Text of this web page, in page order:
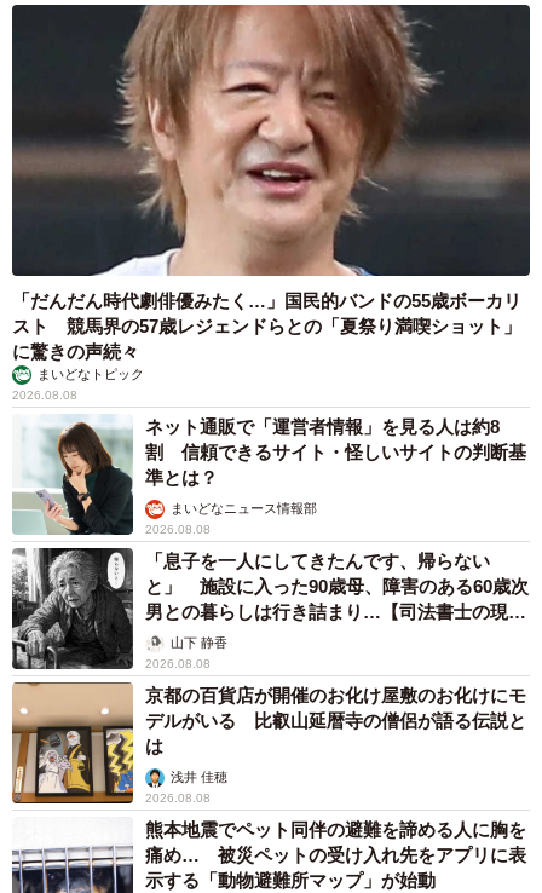
「だんだん時代劇俳優みたく…」国民的バンドの55歳ボーカリ
スト 競馬界の57歳レジェンドらとの「夏祭り満喫ショット」
に驚きの声続々
まいどなトピック
2026.08.08
ネット通販で「運営者情報」を見る人は約8
割 信頼できるサイト・怪しいサイトの判断基
準とは？
まいどなニュース情報部
2026.08.08
「息子を一人にしてきたんです、帰らない
と」 施設に入った90歳母、障害のある60歳次
男との暮らしは行き詰まり…【司法書士の現場
から】山下 静香
2026.08.08
京都の百貨店が開催のお化け屋敷のお化けにモ
デルがいる 比叡山延暦寺の僧侶が語る伝説と
は
浅井 佳穂
2026.08.08
熊本地震でペット同伴の避難を諦める人に胸を
痛め… 被災ペットの受け入れ先をアプリに表
示する「動物避難所マップ」が始動